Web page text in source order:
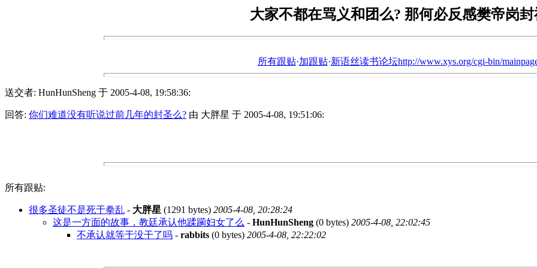
大家不都在骂义和团么? 那何必反感樊帝岗封
所有跟贴·加跟贴·新语丝读书论坛http://www.xys.org/cgi-bin/
送交者: HunHunSheng 于 2005-4-08, 19:58:36:
回答: 你们难道没有听说过前几年的封圣么? 由 大胖星 于 2005-4-08, 19:51:06:
所有跟贴:
很多圣徒不是死于拳乱 - 大胖星 (1291 bytes) 2005-4-08, 20:28:24
这是一方面的故事，教廷承认他蹂躏妇女了么 - HunHunSheng (0 bytes) 2005-4-08, 22:02:45
不承认就等于没干了吗 - rabbits (0 bytes) 2005-4-08, 22:22:02